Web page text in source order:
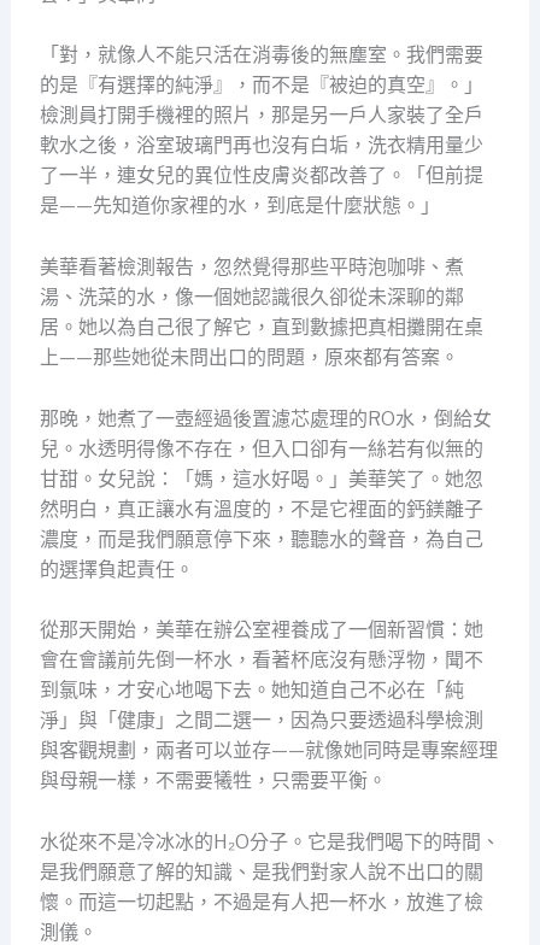
「對，就像人不能只活在消毒後的無塵室。我們需要
的是『有選擇的純淨』，而不是『被迫的真空』。」
檢測員打開手機裡的照片，那是另一戶人家裝了全戶
軟水之後，浴室玻璃門再也沒有白垢，洗衣精用量少
了一半，連女兒的異位性皮膚炎都改善了。「但前提
是——先知道你家裡的水，到底是什麼狀態。」
美華看著檢測報告，忽然覺得那些平時泡咖啡、煮
湯、洗菜的水，像一個她認識很久卻從未深聊的鄰
居。她以為自己很了解它，直到數據把真相攤開在桌
上——那些她從未問出口的問題，原來都有答案。
那晚，她煮了一壺經過後置濾芯處理的RO水，倒給女
兒。水透明得像不存在，但入口卻有一絲若有似無的
甘甜。女兒說：「媽，這水好喝。」美華笑了。她忽
然明白，真正讓水有溫度的，不是它裡面的鈣鎂離子
濃度，而是我們願意停下來，聽聽水的聲音，為自己
的選擇負起責任。
從那天開始，美華在辦公室裡養成了一個新習慣：她
會在會議前先倒一杯水，看著杯底沒有懸浮物，聞不
到氯味，才安心地喝下去。她知道自己不必在「純
淨」與「健康」之間二選一，因為只要透過科學檢測
與客觀規劃，兩者可以並存——就像她同時是專案經理
與母親一樣，不需要犧牲，只需要平衡。
水從來不是冷冰冰的H₂O分子。它是我們喝下的時間、
是我們願意了解的知識、是我們對家人說不出口的關
懷。而這一切起點，不過是有人把一杯水，放進了檢
測儀。